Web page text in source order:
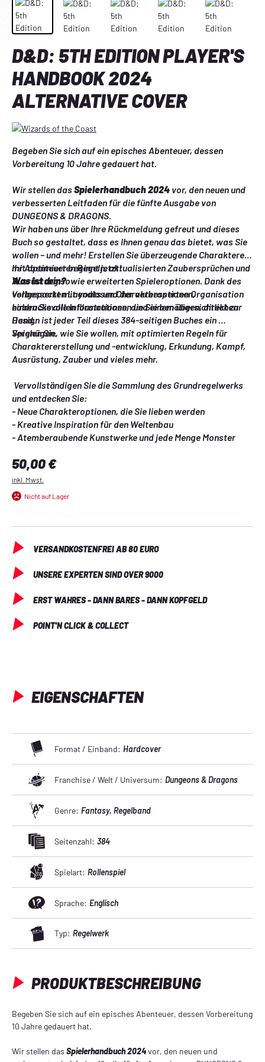
D&D: 5TH EDITION PLAYER'S
HANDBOOK 2024
ALTERNATIVE COVER
Begeben Sie sich auf ein episches Abenteuer, dessen
Vorbereitung 10 Jahre gedauert hat.
Wir stellen das Spielerhandbuch 2024 vor, den neuen und
DUNGEONS & DRAGONS
Wir haben uns über Ihre Rückmeldung gefreut und dieses
Buch so gestaltet, dass es Ihnen genau das bietet, was Sie
wollen – und mehr! Erstellen Sie überzeugende Charaktere
mit optimierten Regeln, aktualisierten Zaubersprüchen und
Ausrüstung sowie erweiterten Spieleroptionen. Dank des
verbesserten Layouts und der verbesserten Organisation
haben Sie alle Informationen, die Sie benötigen, direkt zur
Hand.
Ihr Abenteuer beginnt jetzt!
Was ist drin?
Vollgepackt mit endlosen Charakteroptionen,
eindrucksvollen Illustrationen und einem übersichtlichen
Design ist jeder Teil dieses 384-seitigen Buches ein
Vergnügen.
Spielen Sie, wie Sie wollen, mit optimierten Regeln für
Charaktererstellung und -entwicklung, Erkundung, Kampf,
Ausrüstung, Zauber und vieles mehr.
Vervollständigen Sie die Sammlung des Grundregelwerks
und entdecken Sie:
- Neue Charakteroptionen, die Sie lieben werden
- Kreative Inspiration für den Weltenbau
- Atemberaubende Kunstwerke und jede Menge Monster
Regulärer Preis:
50,00 €
inkl. Mwst.
Nicht auf Lager
VERSANDKOSTENFREI AB 80 EURO
UNSERE EXPERTEN SIND OVER 9000
ERST WAHRES - DANN BARES - DANN KOPFGELD
POINT'N CLICK & COLLECT
PRODUKTBESCHREIBUNG
Begeben Sie sich auf ein episches Abenteuer, dessen Vorbereitung
10 Jahre gedauert hat.
Wir stellen das Spielerhandbuch 2024vor, den neuen und
EIGENSCHAFTEN
Format / Einband: Hardcover
Franchise / Welt / Universum: Dungeons & Dragons
Genre: Fantasy, Regelband
Seitenzahl: 384
Spielart: Rollenspiel
Sprache: Englisch
Typ: Regelwerk